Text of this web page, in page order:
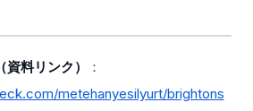
料リンク）
：
metehanyesilyurt/brightons